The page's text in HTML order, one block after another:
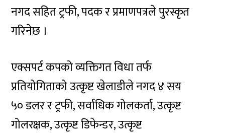
नगद सहित ट्रफी, पदक र प्रमाणपत्रले पुरस्कृत
गरिनेछ ।
एक्सपर्ट कपको व्यक्तिगत विधा तर्फ
प्रतियोगिताको उत्कृष्ट खेलाडीले नगद ४ सय
५० डलर र ट्रफी, सर्वाधिक गोलकर्ता, उत्कृष्ट
गोलरक्षक, उत्कृष्ट डिफेन्डर, उत्कृष्ट